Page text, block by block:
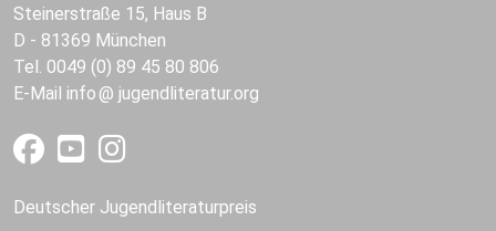
Steinerstraße 15, Haus B
D - 81369 München
Tel. 0049 (0) 89 45 80 806
E-Mail info jugendliteratur.org
Deutscher Jugendliteraturpreis